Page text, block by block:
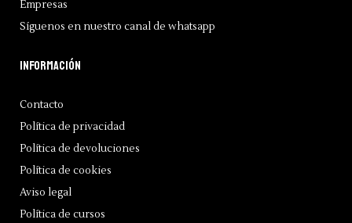
Empresas
Síguenos en nuestro canal de whatsapp
Información
Contacto
Política de privacidad
Política de devoluciones
Política de cookies
Aviso legal
Política de cursos